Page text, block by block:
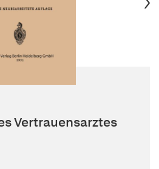
Vertrauensarztes